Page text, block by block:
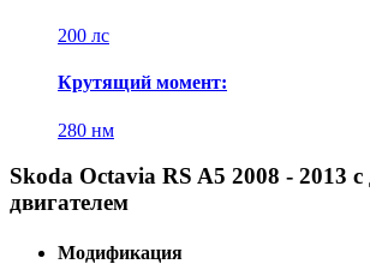
200 лс
Крутящий момент:
280 нм
Skoda Octavia RS A5 2008 - 2013
двигателем
Модификация